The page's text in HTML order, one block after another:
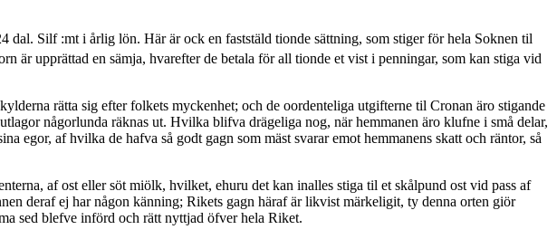
dal. Silf :mt i årlig lön. Här är ock en faststäld tionde sättning, som stiger för hela Soknen til
är upprättad en sämja, hvarefter de betala för all tionde et vist i penningar, som kan stiga vid
rätta sig efter folkets myckenhet; och de oordenteliga utgifterne til Cronan äro stigande
någorlunda räknas ut. Hvilka blifva drägeliga nog, när hemmanen äro klufne i små delar,
egor, af hvilka de hafva så godt gagn som mäst svarar emot hemmanens skatt och räntor, så
af ost eller söt miölk, hvilket, ehuru det kan inalles stiga til et skålpund ost vid pass af
deraf ej har någon känning; Rikets gagn häraf är likvist märkeligit, ty denna orten giör
sed blefve införd och rätt nyttjad öfver hela Riket.